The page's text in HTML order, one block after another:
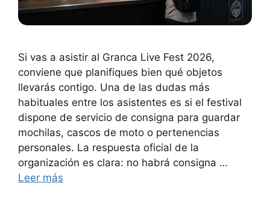
Si vas a asistir al Granca Live Fest 2026,
conviene que planifiques bien qué objetos
llevarás contigo. Una de las dudas más
habituales entre los asistentes es si el festival
dispone de servicio de consigna para guardar
mochilas, cascos de moto o pertenencias
personales. La respuesta oficial de la
organización es clara: no habrá consigna …
Leer más